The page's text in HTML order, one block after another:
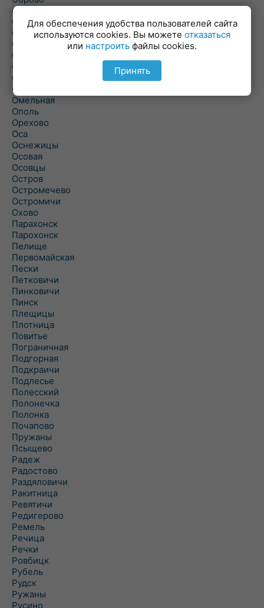
Огаревичи
Одрижин
Оздамичи
Озяты
Олтуш
Ольманы
Ольпень
Ольшаны
Омельная
Ополь
Орехово
Оса
Оснежицы
Осовая
Осовцы
Остров
Остромечево
Остромичи
Охово
Парахонск
Парохонск
Пелище
Первомайская
Пески
Петковичи
Пинковичи
Пинск
Плещицы
Плотница
Повитье
Пограничная
Подгорная
Подкраичи
Подлесье
Полесский
Полонечка
Полонка
Почапово
Пружаны
Псыщево
Радеж
Радостово
Раздяловичи
Ракитница
Ревятичи
Редигерово
Ремель
Речица
Речки
Ровбицк
Рубель
Рудск
Ружаны
Русино
Для обеспечения удобства пользователей сайта
используются cookies. Вы можете отказаться
или настроить файлы cookies.
Принять